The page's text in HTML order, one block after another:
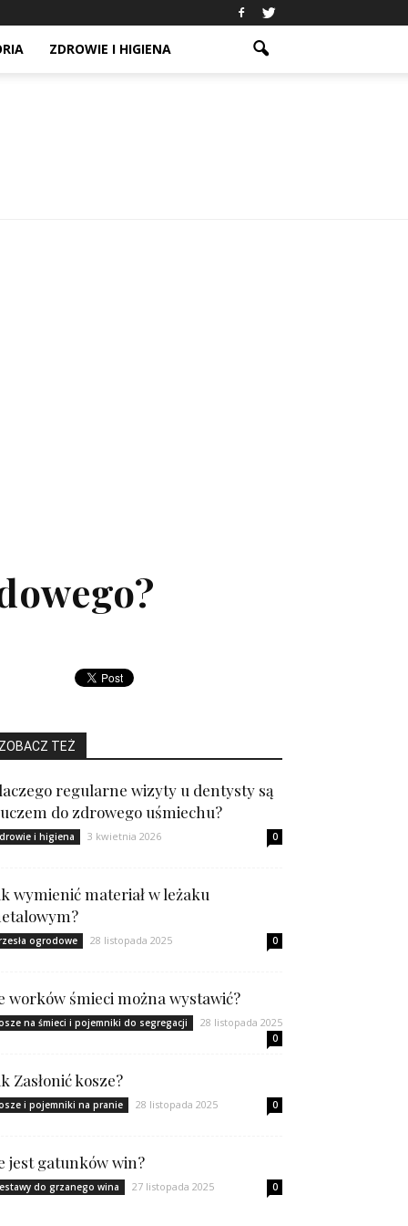
ZDROWIE I HIGIENA
ZOBACZ TEŻ
regularne wizyty u dentysty są
do zdrowego uśmiechu?
i higiena 3 kwietnia 2026 0
wymienić materiał w leżaku
ogrodowe 28 listopada 2025 0
worków śmieci można wystawić?
na śmieci i pojemniki do segregacji 28 listopada 2025
0
Zasłonić kosze?
i pojemniki na pranie 28 listopada 2025 0
jest gatunków win?
do grzanego wina 27 listopada 2025 0